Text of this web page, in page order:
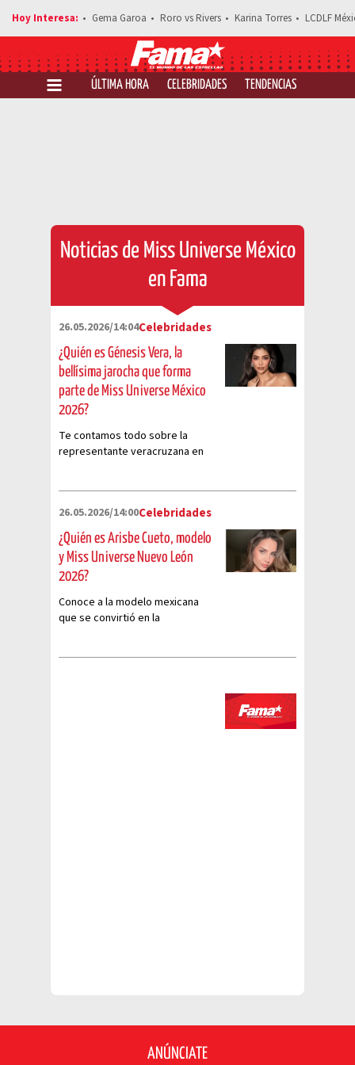
Gema Garoa Roro vs Rivers Karina Torres LCDLF
ÚLTIMA HORA CELEBRIDADES TENDENCIAS
Noticias de Miss Universe México
en Fama
26.05.2026/14:04Celebridades
¿Quién es Génesis Vera, la
bellísima jarocha que forma
parte de Miss Universe México
2026?
Te contamos todo sobre la
representante veracruzana en
26.05.2026/14:00Celebridades
¿Quién es Arisbe Cueto, modelo
y Miss Universe Nuevo León
2026?
Conoce a la modelo mexicana
que se convirtió en la
ANÚNCIATE